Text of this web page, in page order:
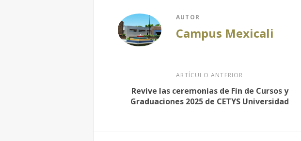
AUTOR
Campus Mexicali
ARTÍCULO ANTERIOR
Revive las ceremonias de Fin de Cursos y
Graduaciones 2025 de CETYS Universidad